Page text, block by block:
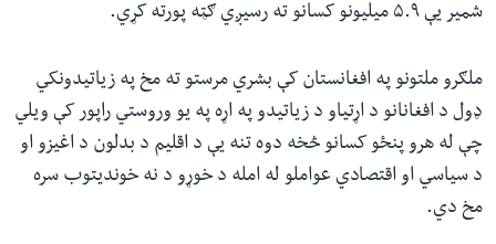
شمیر یې ۵.۹ میلیونو کسانو ته رسیږي ګټه پورته کړي.
ملګرو ملتونو په افغانستان کې بشري مرستو ته مخ په زیاتیدونکي
ډول د افغانانو د اړتیاو د زیاتیدو په اړه په یو وروستي راپور کې ویلي
چې له هرو پنځو کسانو څخه دوه تنه یې د اقلیم د بدلون د اغیزو او
د سیاسي او اقتصادي عواملو له امله د خوړو د نه خوندیتوب سره
مخ دي.